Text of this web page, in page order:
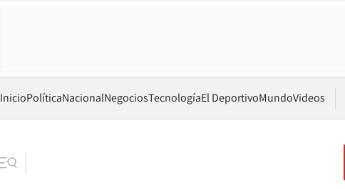
InicioPolíticaNacionalNegociosTecnologíaEl DeportivoMundoVideos